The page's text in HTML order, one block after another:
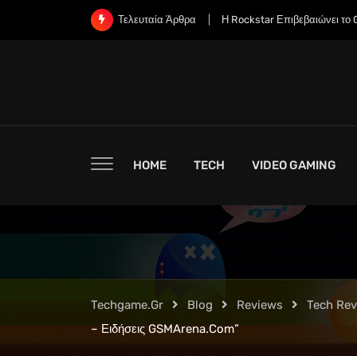
Τελευταία Άρθρα
Η Rockstar Επιβεβαιώνει το Grand Theft Auto 6:
HOME TECH VIDEO GAMING
Techgame.gr Blog Reviews
Tech
– Ειδήσεις GSMArena.com”